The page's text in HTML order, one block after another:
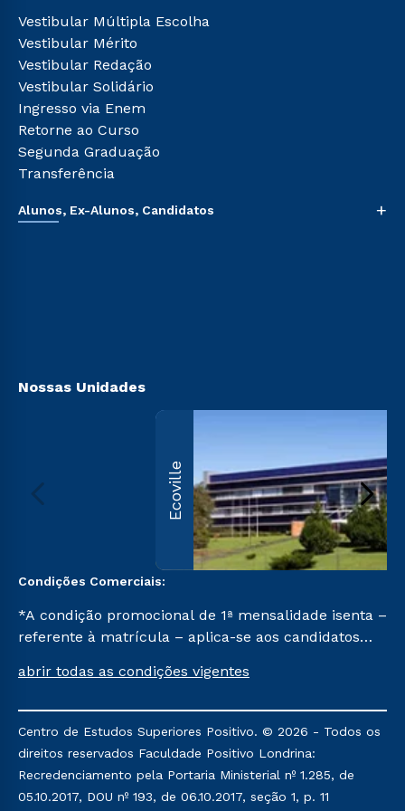
Ética e Integridade
Cursos de Medicina
Cursos Livres
Cursos Técnicos
Cursos Profissionalizantes
Vestibular Múltipla Escolha
Vestibular Mérito
Vestibular Redação
Vestibular Solidário
Ingresso via Enem
Retorne ao Curso
Segunda Graduação
Transferência
Alunos, Ex-Alunos, Candidatos +
Nossas Unidades
Ecoville
Condições Comerciais:
*A condição promocional de 1ª mensalidade isenta –
referente à matrícula – aplica-se aos candidatos
na prova on-line ou agendada, que ofertam bolsas
semestre vigente, que ainda não tenham efetivado
e/ou não tenham cancelado ou trancado sua
matrícula em uma das Instituições da Cruzeiro do
Sul Educacional, no período de um ano. Tais
abrir todas as condições vigentes
Centro de Estudos Superiores Positivo. © 2026 - Todos os
direitos reservados Faculdade Positivo Londrina:
Recredenciamento pela Portaria Ministerial nº 1.285, de
05.10.2017, DOU nº 193, de 06.10.2017, seção 1, p. 11